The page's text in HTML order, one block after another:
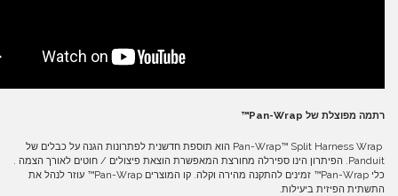
רתמה מפוצלת של
Pan-Wrap™ Split Harness Wrap הוא תוספת חדשנית לפתרונות הגנה על כבלים של
Panduit. הפיתרון הינו ספירלה מחורצת המאפשרת הוצאת פיצולים / חוטים לאורך הצמה .
כלי Pan-Wrap™ זמינים להתקנה מהירה וקלה. קו המוצרים Pan-Wrap™ עוזר לנהל את
התשתית הפיזית ביעילות.